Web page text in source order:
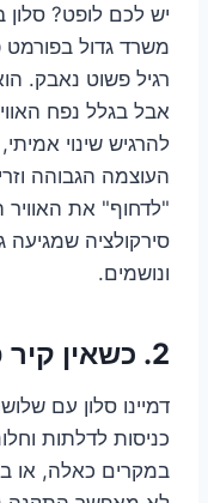
יש לכם לופט? סלון
משרד גדול בפורמט
רגיל פשוט נאבק.
אבל בגלל נפח
להרגיש שינוי
העוצמה הגבוהה
"לדחוף" את האוויר
סירקולציה
ונושמים.
2. כשאין קיר פנוי (או בכלל קיר…)
דמיינו סלון עם
כניסות לדלתות
במקרים כאלה, או